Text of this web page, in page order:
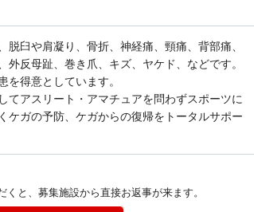
脱臼や肩凝り、骨折、神経痛、頸痛、背部痛、
外反母趾、巻き爪、キズ、ヤケド、などです。
を得意としています。
てアスリート・アマチュアを問わずスポーツに
ケガの予防、ケガからの復帰をトータルサポー
と、募集施設から直接お返事が来ます。